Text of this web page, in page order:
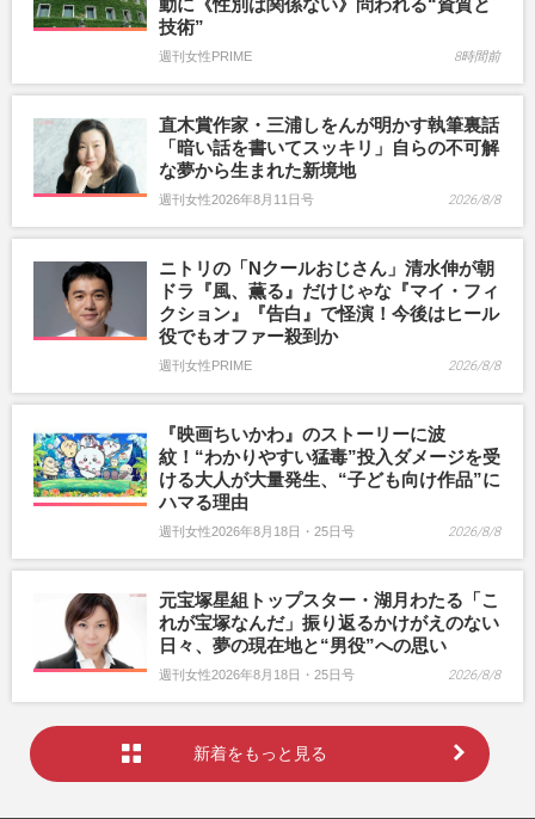
動に《性別は関係ない》問われる“資質と
技術”
週刊女性PRIME 8時間前
直木賞作家・三浦しをんが明かす執筆裏話
「暗い話を書いてスッキリ」自らの不可解
な夢から生まれた新境地
週刊女性2026年8月11日号 2026/8/8
ニトリの「Nクールおじさん」清水伸が朝
ドラ『風、薫る』だけじゃな『マイ・フィ
クション』『告白』で怪演！今後はヒール
役でもオファー殺到か
週刊女性PRIME 2026/8/8
『映画ちいかわ』のストーリーに波
紋！“わかりやすい猛毒”投入ダメージを受
ける大人が大量発生、“子ども向け作品”に
ハマる理由
週刊女性2026年8月18日・25日号 2026/8/8
元宝塚星組トップスター・湖月わたる「こ
れが宝塚なんだ」振り返るかけがえのない
日々、夢の現在地と“男役”への思い
週刊女性2026年8月18日・25日号 2026/8/8
新着をもっと見る